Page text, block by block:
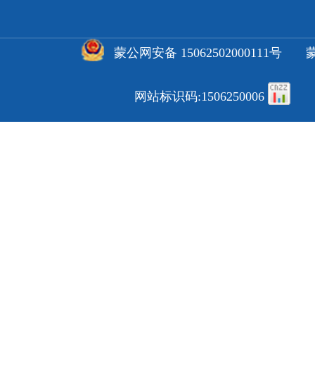
蒙公网安备 15062502000111号
网站标识码:1506250006